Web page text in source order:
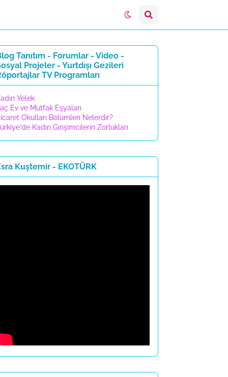
Tanıtım - Forumlar - Video -
Projeler - Yurtdışı Gezileri
TV Programları
Yelek
Ev ve Mutfak Eşyaları
Okulları Bölümleri Nelerdir?
Kadın Girişimcilerin Zorlukları
Kuştemir - EKOTÜRK